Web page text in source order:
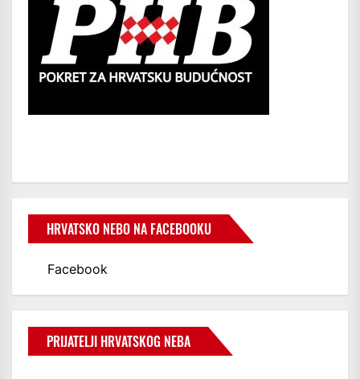
HRVATSKO NEBO NA FACEBOOKU
Facebook
PRIJATELJI HRVATSKOG NEBA